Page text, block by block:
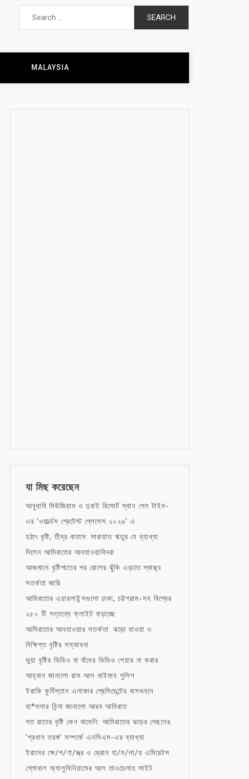
Search
MALAYSIA
যা মিছ করেছেন
আবুধাবি মিউজিয়াম ও দুবাই রিসোর্ট স্থান পেল টাইম-
এর ‘ওয়ার্ল্ডস গ্রেটেস্ট প্লেসেস ২০২৬’ এ
হঠাৎ বৃষ্টি, তীব্র বাতাস: সারায়াত ঋতুর যে ব্যাখ্যা
দিলেন আমিরাতের আবহাওয়াবিদরা
আজমানে বৃষ্টিপাতের পর রোগের ঝুঁকি এড়াতে স্বাস্থ্য
সতর্কতা জারি
আমিরাতের এয়ারলাইন্সগুলো ঢাকা, চট্টগ্রাম-সহ বিশ্বের
২৫০ টি গন্তব্যে ফ্লাইট বাড়াচ্ছে
আমিরাতের আবহাওয়ার সতর্কতা: ঝড়ো হাওয়া ও
বিক্ষিপ্ত বৃষ্টির সম্ভাবনা
ভুয়া বৃষ্টির ভিডিও বা বাঁধের ভিডিও শেয়ার না করার
আহ্বান জানালো রাস আল খাইমাহ পুলিশ
ইরাকি কুর্দিস্তান এলাকার প্রেসিডেন্টের বাসভবনে
হা*মলার নিন্দা জানালো আরব আমিরাত
গত রাতের বৃষ্টি কেন থামেনি: আমিরাতের ঝড়ের পেছনের
‘প্রধান তরঙ্গ’ সম্পর্কে এনসিএম-এর ব্যাখ্যা
ইরানের ক্ষে/প/ণা/স্ত্র ও ড্রোন হা/ম/লা/য় এমিরেটস
গ্লোবাল অ্যালুমিনিয়ামের আল তাওয়েলাহ সাইট